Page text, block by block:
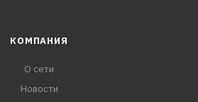
КОМПАНИЯ
О сети
Новости